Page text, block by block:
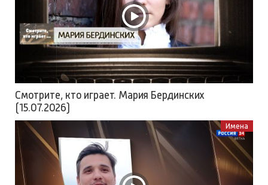
Смотрите, кто играет. Мария Бердинских
(15.07.2026)
Имена